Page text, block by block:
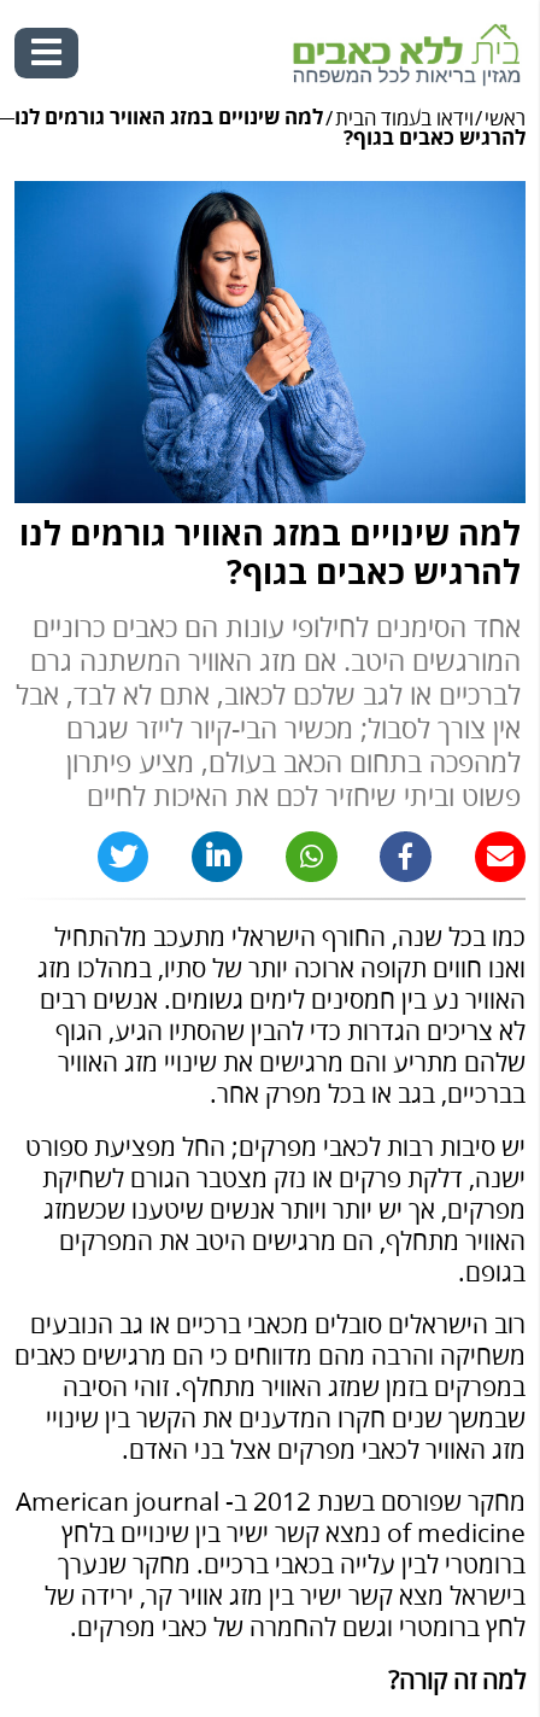
Skip
to
content
ראשי/וידאו בעמוד הבית/למה שינויים במזג האוויר גורמים לנו
להרגיש כאבים בגוף?
למה שינויים במזג האוויר גורמים לנו
להרגיש כאבים בגוף?
אחד הסימנים לחילופי עונות הם כאבים כרוניים
המורגשים היטב. אם מזג האוויר המשתנה גרם
לברכיים או לגב שלכם לכאוב, אתם לא לבד, אבל
אין צורך לסבול; מכשיר הבי-קיור לייזר שגרם
למהפכה בתחום הכאב בעולם, מציע פיתרון
פשוט וביתי שיחזיר לכם את האיכות לחיים
כמו בכל שנה, החורף הישראלי מתעכב מלהתחיל
ואנו חווים תקופה ארוכה יותר של סתיו, במהלכו מזג
האוויר נע בין חמסינים לימים גשומים. אנשים רבים
לא צריכים הגדרות כדי להבין שהסתיו הגיע, הגוף
שלהם מתריע והם מרגישים את שינויי מזג האוויר
בברכיים, בגב או בכל מפרק אחר.
יש סיבות רבות לכאבי מפרקים; החל מפציעת ספורט
ישנה, דלקת פרקים או נזק מצטבר הגורם לשחיקת
מפרקים, אך יש יותר ויותר אנשים שיטענו שכשמזג
האוויר מתחלף, הם מרגישים היטב את המפרקים
בגופם.
רוב הישראלים סובלים מכאבי ברכיים או גב הנובעים
משחיקה והרבה מהם מדווחים כי הם מרגישים כאבים
במפרקים בזמן שמזג האוויר מתחלף. זוהי הסיבה
שבמשך שנים חקרו המדענים את הקשר בין שינויי
מזג האוויר לכאבי מפרקים אצל בני האדם.
מחקר שפורסם בשנת 2012 ב- American journal
of medicine נמצא קשר ישיר בין שינויים בלחץ
ברומטרי לבין עלייה בכאבי ברכיים. מחקר שנערך
בישראל מצא קשר ישיר בין מזג אוויר קר, ירידה של
לחץ ברומטרי וגשם להחמרה של כאבי מפרקים.
למה זה קורה?